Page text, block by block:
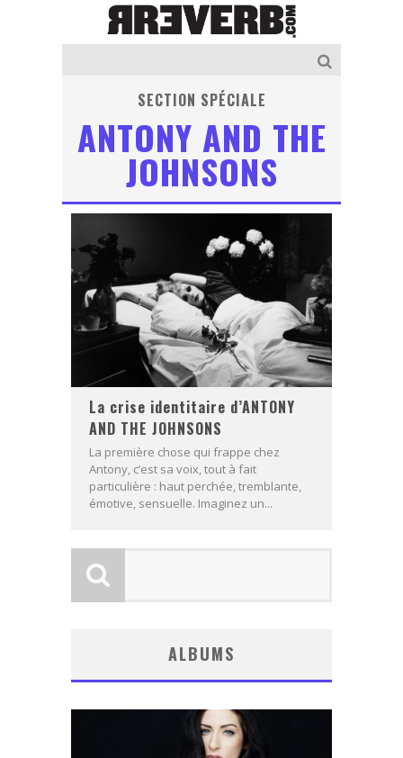
SECTION SPÉCIALE
ANTONY AND THE
JOHNSONS
La crise identitaire d’ANTONY
AND THE JOHNSONS
La première chose qui frappe chez
Antony, c’est sa voix, tout à fait
particulière : haut perchée, tremblante,
émotive, sensuelle. Imaginez un...
ALBUMS